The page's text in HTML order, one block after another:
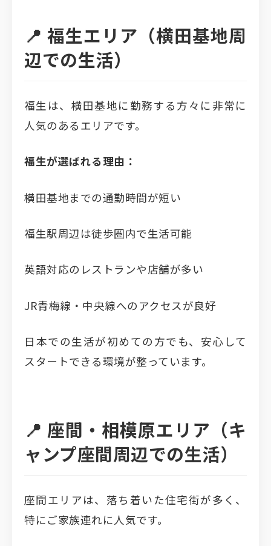
📍 福生エリア（横田基地周
辺での生活）
福生は、横田基地に勤務する方々に非常に
人気のあるエリアです。
福生が選ばれる理由：
横田基地までの通勤時間が短い
福生駅周辺は徒歩圏内で生活可能
英語対応のレストランや店舗が多い
JR青梅線・中央線へのアクセスが良好
日本での生活が初めての方でも、安心して
スタートできる環境が整っています。
📍 座間・相模原エリア（キ
ャンプ座間周辺での生活）
座間エリアは、落ち着いた住宅街が多く、
特にご家族連れに人気です。